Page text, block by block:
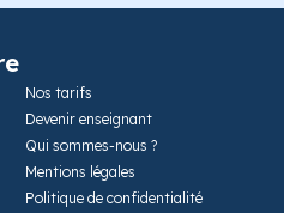
Nos tarifs
Devenir enseignant
Qui sommes-nous ?
Mentions légales
Politique de confidentialité